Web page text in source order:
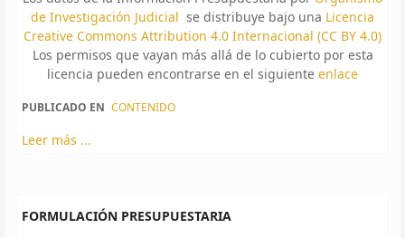
de Investigación Judicial se distribuye bajo una Licencia
Creative Commons Attribution 4.0 Internacional (CC BY 4.0)
Los permisos que vayan más allá de lo cubierto por esta
licencia pueden encontrarse en el siguiente enlace
PUBLICADO EN CONTENIDO
Leer más ...
FORMULACIÓN PRESUPUESTARIA